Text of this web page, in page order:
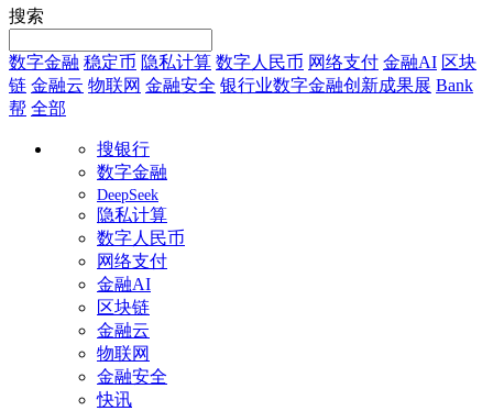
搜索
数字金融 稳定币 隐私计算 数字人民币 网络支付 金融AI 区块
链 金融云 物联网 金融安全 银行业数字金融创新成果展 Bank
帮 全部
搜银行
数字金融
DeepSeek
隐私计算
数字人民币
网络支付
金融AI
区块链
金融云
物联网
金融安全
快讯